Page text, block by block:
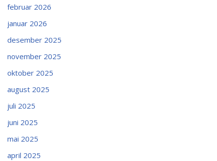
februar 2026
januar 2026
desember 2025
november 2025
oktober 2025
august 2025
juli 2025
juni 2025
mai 2025
april 2025